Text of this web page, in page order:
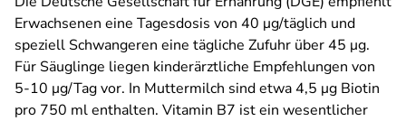
Erwachsenen eine Tagesdosis von 40 μg/täglich und
speziell Schwangeren eine tägliche Zufuhr über 45 μg.
Für Säuglinge liegen kinderärztliche Empfehlungen von
5-10 μg/Tag vor. In Muttermilch sind etwa 4,5 μg Biotin
pro 750 ml enthalten. Vitamin B7 ist ein wesentlicher